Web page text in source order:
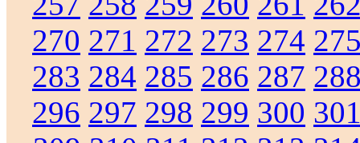
270 271 272 273 274
283 284 285 286 287
296 297 298 299 300